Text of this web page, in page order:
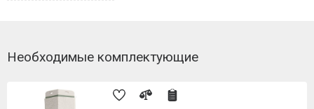
Необходимые комплектующие